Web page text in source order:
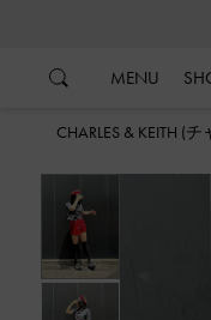
MENU
CHARLES & KEITH (